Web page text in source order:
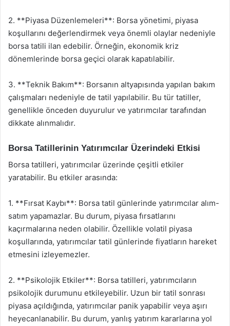
2. **Piyasa Düzenlemeleri**: Borsa yönetimi, piyasa
koşullarını değerlendirmek veya önemli olaylar nedeniyle
borsa tatili ilan edebilir. Örneğin, ekonomik kriz
dönemlerinde borsa geçici olarak kapatılabilir.
3. **Teknik Bakım**: Borsanın altyapısında yapılan bakım
çalışmaları nedeniyle de tatil yapılabilir. Bu tür tatiller,
genellikle önceden duyurulur ve yatırımcılar tarafından
dikkate alınmalıdır.
Borsa Tatillerinin Yatırımcılar Üzerindeki Etkisi
Borsa tatilleri, yatırımcılar üzerinde çeşitli etkiler
yaratabilir. Bu etkiler arasında:
1. **Fırsat Kaybı**: Borsa tatil günlerinde yatırımcılar alım-
satım yapamazlar. Bu durum, piyasa fırsatlarını
kaçırmalarına neden olabilir. Özellikle volatil piyasa
koşullarında, yatırımcılar tatil günlerinde fiyatların hareket
etmesini izleyemezler.
2. **Psikolojik Etkiler**: Borsa tatilleri, yatırımcıların
psikolojik durumunu etkileyebilir. Uzun bir tatil sonrası
piyasa açıldığında, yatırımcılar panik yapabilir veya aşırı
heyecanlanabilir. Bu durum, yanlış yatırım kararlarına yol